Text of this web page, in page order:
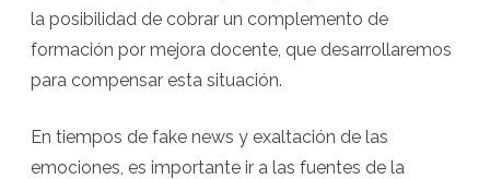
la posibilidad de cobrar un complemento de
formación por mejora docente, que desarrollaremos
para compensar esta situación.
En tiempos de fake news y exaltación de las
emociones, es importante ir a las fuentes de la